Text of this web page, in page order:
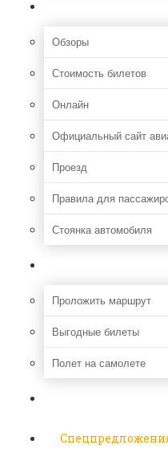
Обзоры
Стоимость билетов
Онлайн
Официальный сайт
Проезд
Правила для
Стоянка автомобиля
Проложить маршрут
Выгодные билеты
Полет на самолете